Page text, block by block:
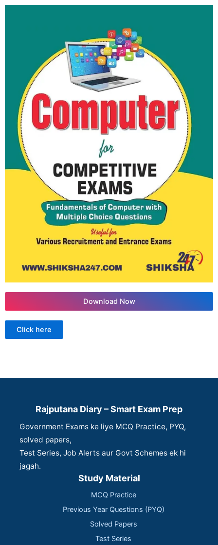
Download Now
Click here
Rajputana Diary – Smart Exam Prep
Government Exams ke liye MCQ Practice, PYQ,
solved papers,
Test Series, Job Alerts aur Govt Schemes ek hi
jagah.
Study Material
MCQ Practice
Previous Year Questions (PYQ)
Solved Papers
Test Series